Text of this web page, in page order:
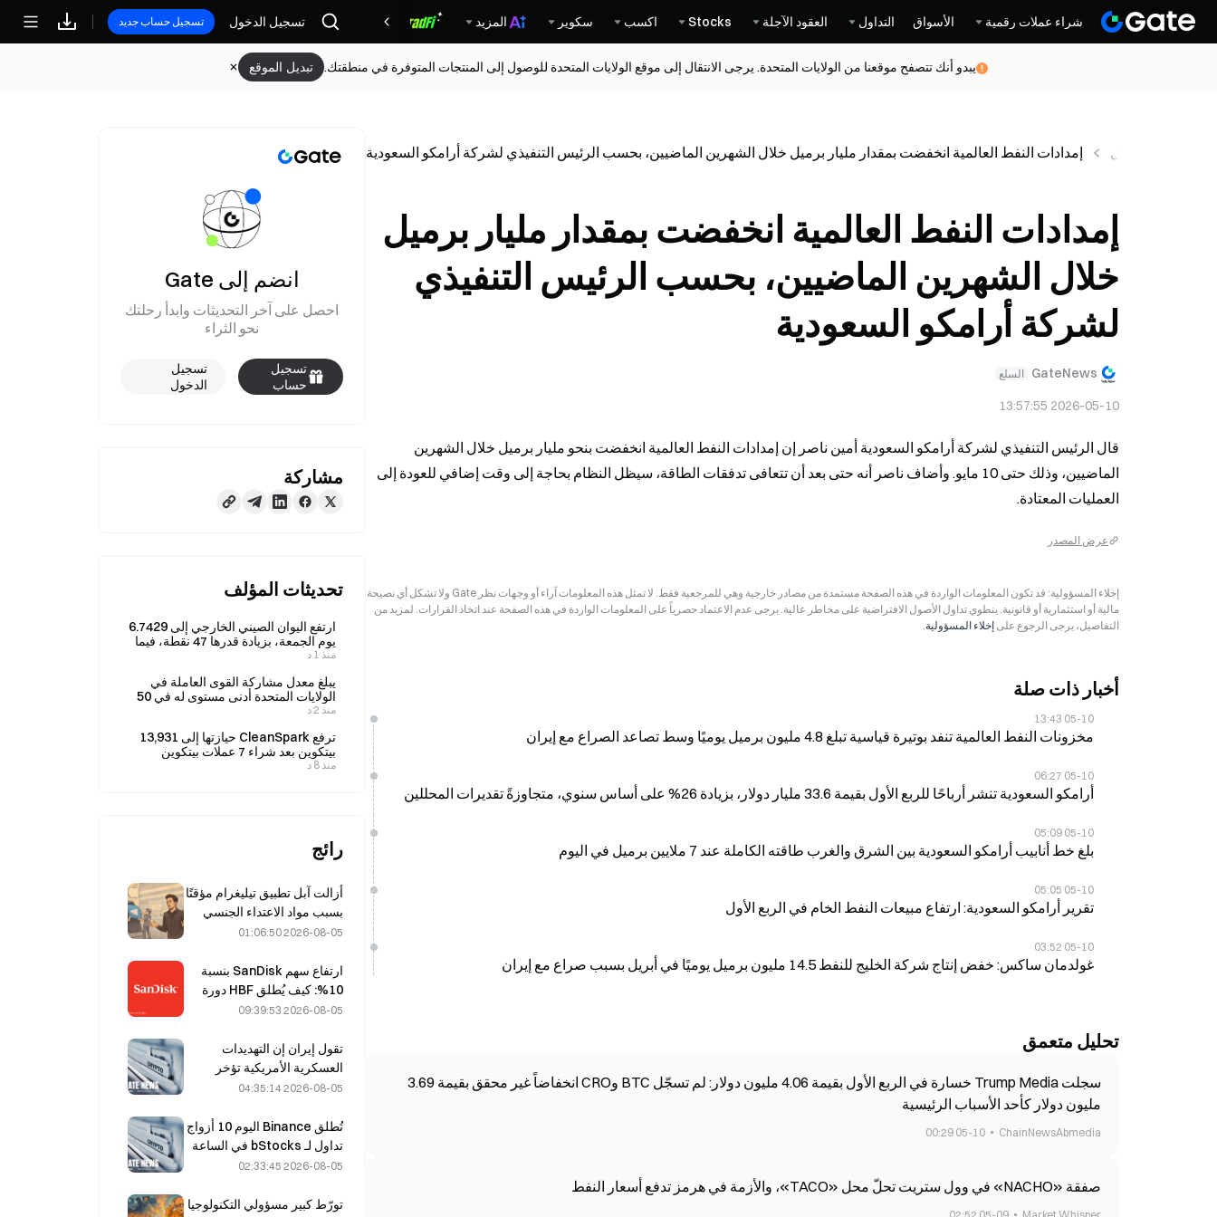
شراء عملات رقمية الأسواق التداول العقود الآجلة Stocks اكسب سكوير المزيد مكافآتتسجيل الدخول تسجيل حساب جديد
يبدو أنك تتصفح موقعنا من الولايات المتحدة. يرجى الانتقال إلى موقع الولايات المتحدة للوصول إلى المنتجات المتوفرة في منطقتك. تبديل الموقع
عاجل إمدادات النفط العالمية انخفضت بمقدار مليار برميل خلال الشهرين الماضيين، بحسب الرئيس التنفيذي لشركة أرامكو السعودية
إمدادات النفط العالمية انخفضت بمقدار مليار برميل
خلال الشهرين الماضيين، بحسب الرئيس التنفيذي
لشركة أرامكو السعودية
GateNews السلع
2026-05-10 13:57:55
العمليات المعتادة.
عرض المصدر
إخلاء المسؤولية: قد تكون المعلومات الواردة في هذه الصفحة مستمدة من مصادر خارجية وهي للمرجعية فقط. لا تمثل هذه المعلومات آراء أو وجهات نظر Gate ولا تشكل أي نصيحة
مالية أو استثمارية أو قانونية. ينطوي تداول الأصول الافتراضية على مخاطر عالية. يرجى عدم الاعتماد حصرياً على المعلومات الواردة في هذه الصفحة عند اتخاذ القرارات. لمزيد من
التفاصيل، يرجى الرجوع على إخلاء المسؤولية.
أخبار ذات صلة
05-10 13:43
مخزونات النفط العالمية تنفد بوتيرة قياسية تبلغ 4.8 مليون برميل يوميًا وسط تصاعد الصراع مع إيران
05-10 06:27
أرامكو السعودية تنشر أرباحًا للربع الأول بقيمة 33.6 مليار دولار، بزيادة 26% على أساس سنوي، متجاوزةً تقديرات المحللين
05-10 05:09
بلغ خط أنابيب أرامكو السعودية بين الشرق والغرب طاقته الكاملة عند 7 ملايين برميل في اليوم
05-10 05:05
تقرير أرامكو السعودية: ارتفاع مبيعات النفط الخام في الربع الأول
05-10 03:52
غولدمان ساكس: خفض إنتاج شركة الخليج للنفط 14.5 مليون برميل يوميًا في أبريل بسبب صراع مع إيران
تحليل متعمق
سجلت Trump Media خسارة في الربع الأول بقيمة 4.06 مليون دولار: لم تسجّل BTC وCRO انخفاضاً غير محقق بقيمة 3.69
مليون دولار كأحد الأسباب الرئيسية
ChainNewsAbmedia
05-10 00:29
صفقة «NACHO» في وول ستريت تحلّ محل «TACO»، والأزمة في هرمز تدفع أسعار النفط
انضم إلى Gate
احصل على آخر التحديثات وابدأ رحلتك
نحو الثراء
تسجيل
حساب
تسجيل
الدخول
مشاركة
تحديثات المؤلف
ارتفع اليوان الصيني الخارجي إلى 6.7429
يوم الجمعة، بزيادة قدرها 47 نقطة، فيما
بلغت مكاسبه الأسبوعية 0.13%.
منذ 1 د
يبلغ معدل مشاركة القوى العاملة في
الولايات المتحدة أدنى مستوى له في 50
منذ 2 د
ترفع CleanSpark حيازتها إلى 13,931
بيتكوين بعد شراء 7 عملات بيتكوين
إضافية
منذ 8 د
رائج
أزالت آبل تطبيق تيليغرام مؤقتًا
بسبب مواد الاعتداء الجنسي
لـ«هجوم أمني».
2026-08-05 01:06:50
ارتفاع سهم SanDisk بنسبة
10%: كيف يُطلق HBF دورة
جديدة في تخزين الذكاء
المالية تأكيد مبررات النمو؟
2026-08-05 09:39:53
تقول إيران إن التهديدات
العسكرية الأمريكية تؤخر
اتفاقها مع عُمان بشأن مضيق
2026-08-05 04:35:14
تُطلق Binance اليوم 10 أزواج
تداول لـ bStocks في الساعة
2026-08-05 02:33:45
تورّط كبير مسؤولي التكنولوجيا